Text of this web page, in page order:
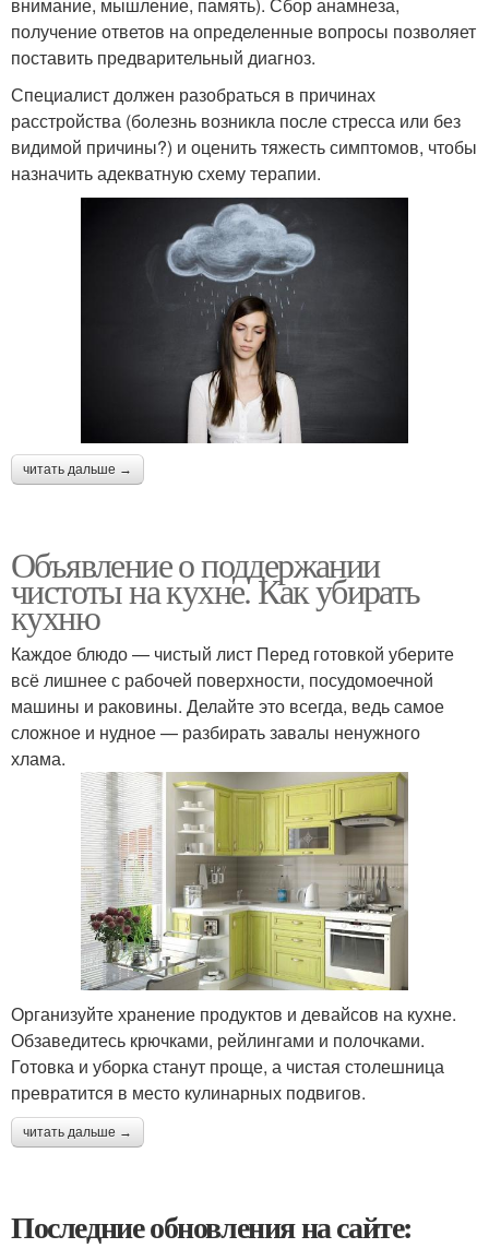
получение ответов на определенные вопросы позволяет
поставить предварительный диагноз.
Специалист должен разобраться в причинах
расстройства (болезнь возникла после стресса или без
видимой причины?) и оценить тяжесть симптомов, чтобы
назначить адекватную схему терапии.
читать дальше →
Объявление о поддержании
чистоты на кухне. Как убирать
кухню
Каждое блюдо — чистый лист Перед готовкой уберите
всё лишнее с рабочей поверхности, посудомоечной
машины и раковины. Делайте это всегда, ведь самое
сложное и нудное — разбирать завалы ненужного
хлама.
Организуйте хранение продуктов и девайсов на кухне.
Обзаведитесь крючками, рейлингами и полочками.
Готовка и уборка станут проще, а чистая столешница
превратится в место кулинарных подвигов.
читать дальше →
Последние обновления на сайте: